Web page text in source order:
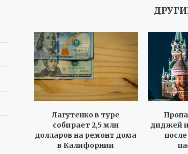
Лагутенко в туре
собирает 2,5 млн
долларов на ремонт дома
в Калифорнии
диджей